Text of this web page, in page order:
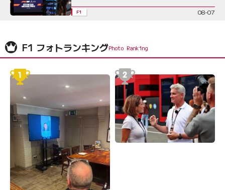
F1 08-07
F1 フォトランキング